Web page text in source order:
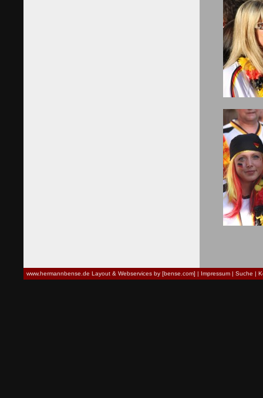
www.hermannbense.de Layout & Webservices by [bense.com] | Impressum | Suche |